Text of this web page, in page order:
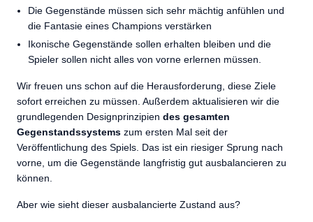
Die Gegenstände müssen sich sehr mächtig anfühlen und
die Fantasie eines Champions verstärken
Ikonische Gegenstände sollen erhalten bleiben und die
Spieler sollen nicht alles von vorne erlernen müssen.
Wir freuen uns schon auf die Herausforderung, diese Ziele
sofort erreichen zu müssen. Außerdem aktualisieren wir die
grundlegenden Designprinzipien des gesamten
Gegenstandssystems zum ersten Mal seit der
Veröffentlichung des Spiels. Das ist ein riesiger Sprung nach
vorne, um die Gegenstände langfristig gut ausbalancieren zu
können.
Aber wie sieht dieser ausbalancierte Zustand aus?